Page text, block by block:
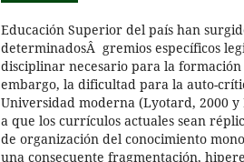
Educación Superior del país han
determinadosÂ gremios específicos
disciplinar necesario para la
embargo, la dificultad para la auto-
Universidad moderna (Lyotard, 2000
a que los currículos actuales sean
de organización del conocimiento
una consecuente fragmentación,